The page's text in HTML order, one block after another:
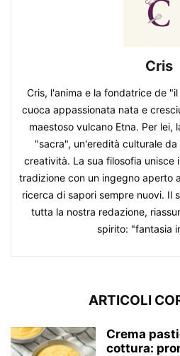
Cris
Cris, l'anima e la fondatrice de
cuoca appassionata nata e
maestoso vulcano Etna. Per lei,
"sacra", un'eredità culturale
creatività. La sua filosofia unisce
tradizione con un ingegno aperto
ricerca di sapori sempre nuovi. Il
tutta la nostra redazione,
spirito: "fantasia
ARTICOLI
Crema
cottura: